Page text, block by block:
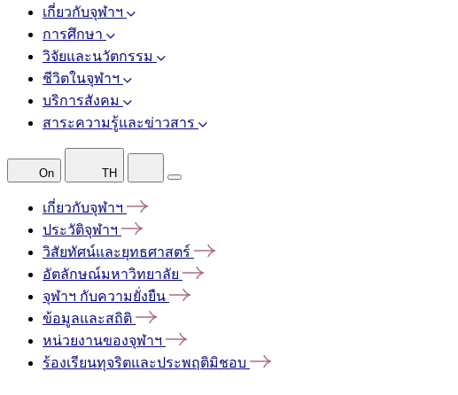
เกี่ยวกับจุฬาฯ
การศึกษา
วิจัยและนวัตกรรม
ชีวิตในจุฬาฯ
บริการสังคม
สาระความรู้และข่าวสาร
On TH
เกี่ยวกับจุฬาฯ
ประวัติจุฬาฯ
วิสัยทัศน์และยุทธศาสตร์
อัตลักษณ์มหาวิทยาลัย
จุฬาฯ กับความยั่งยืน
ข้อมูลและสถิติ
หน่วยงานของจุฬาฯ
ร้องเรียนทุจริตและประพฤติมิชอบ